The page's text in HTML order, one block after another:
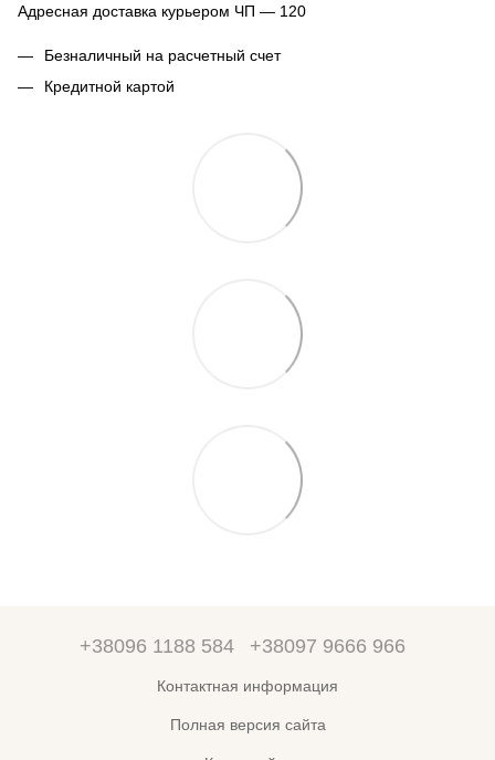
Адресная доставка курьером ЧП — 120
Безналичный на расчетный счет
Кредитной картой
+38096 1188 584 +38097 9666 966
Контактная информация
Полная версия сайта